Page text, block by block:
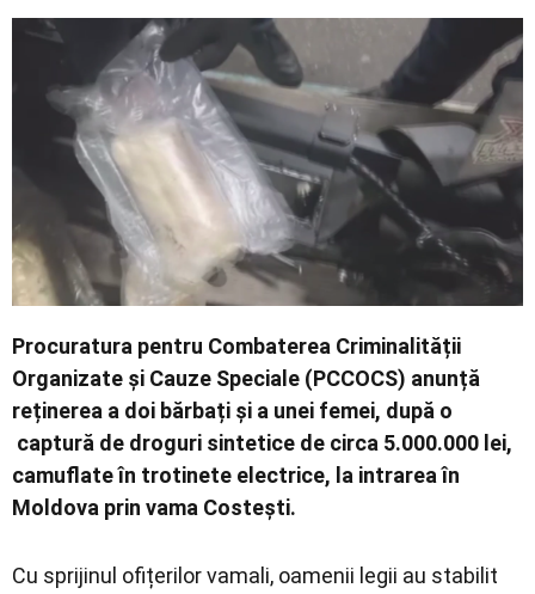
Procuratura pentru Combaterea Criminalității
Organizate și Cauze Speciale (PCCOCS) anunță
reținerea a doi bărbați și a unei femei, după o
captură de droguri sintetice de circa 5.000.000 lei,
camuflate în trotinete electrice, la intrarea în
Moldova prin vama Costești.
Cu sprijinul ofițerilor vamali, oamenii legii au stabilit